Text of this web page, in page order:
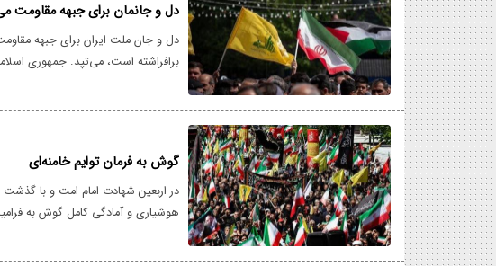
دل و جانمان برای جبهه مقاومت
دل و جان ملت ایران برای جبهه
برافراشته است، می‌تپد. جمهوری
گوش به فرمان توایم خامنه‌ای
هوشیاری و آمادگی کامل گوش به
اوامر رهبری با جان و دل تبعیت کنیم.